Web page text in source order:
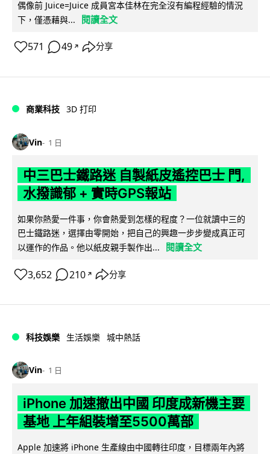
偶像前 Juice=Juice 成員宮本佳林在完全沒有編程經驗的情況
下，僅憑藉與...
閱讀全文
571 49 ↗ 分享
商業科技 3D 打印
Vin 1 日
中三巴士鐵路迷 自製紙皮遙控巴士 門,
水撥識郁 + 實時GPS報站
如果你熱愛一件事，你會熱愛到怎樣的程度？一位就讀中三的
巴士鐵路迷，選擇由零開始，把自己的興趣一步步變成真正可
以運作的作品。他以紙皮親手製作出...
閱讀全文
3,652 210 ↗ 分享
科技娛樂 生活娛樂 城中熱話
Vin 1 日
iPhone 加速撤出中國 印度成新機主要
基地 上年組裝增至5500萬部
Apple 加速將 iPhone 生產線由中國轉往印度，目標兩年內將